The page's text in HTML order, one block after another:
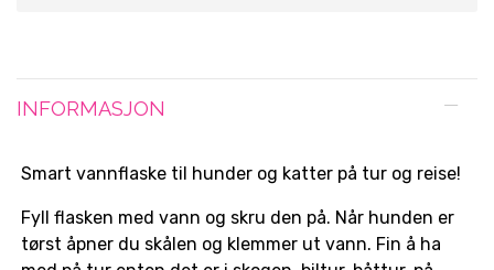
INFORMASJON
Smart vannflaske til hunder og katter på tur og reise!
Fyll flasken med vann og skru den på. Når hunden er
tørst åpner du skålen og klemmer ut vann. Fin å ha